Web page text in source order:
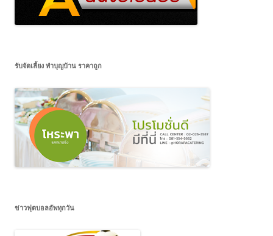
รับจัดเลี้ยง ทำบุญบ้าน ราคาถูก
ข่าวฟุตบอลอัพทุกวัน